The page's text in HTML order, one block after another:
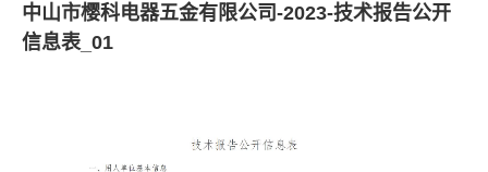
中山市樱科电器五金有限公司-2023-技术报告公开
信息表_01